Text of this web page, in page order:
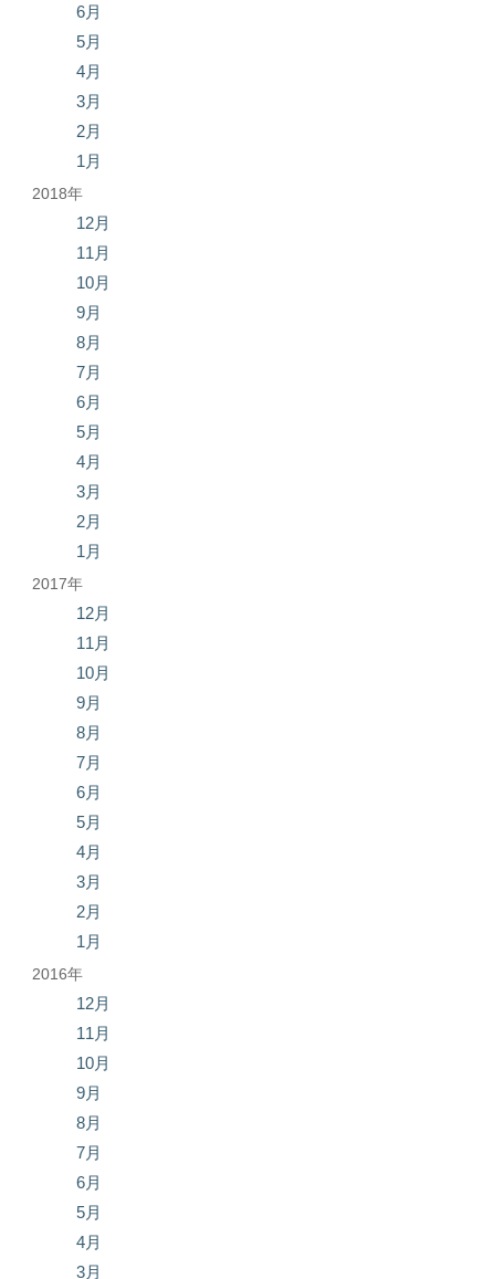
6月
5月
4月
3月
2月
1月
2018年
12月
11月
10月
9月
8月
7月
6月
5月
4月
3月
2月
1月
2017年
12月
11月
10月
9月
8月
7月
6月
5月
4月
3月
2月
1月
2016年
12月
11月
10月
9月
8月
7月
6月
5月
4月
3月